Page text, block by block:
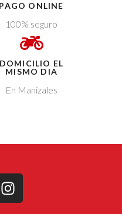
PAGO ONLINE
100% seguro
DOMICILIO EL
MISMO DIA
En Manizales